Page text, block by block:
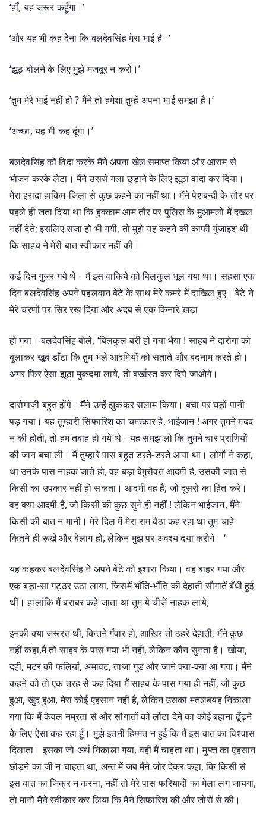
‘हाँ, यह जरूर कहूँगा।’
‘और यह भी कह देना कि बलदेवसिंह मेरा भाई है।’
‘झूठ बोलने के लिए मुझे मजबूर न करो।’
‘तुम मेरे भाई नहीं हो ? मैंने तो हमेशा तुम्हें अपना भाई समझा है।’
‘अच्छा, यह भी कह दूंगा।’
बलदेवसिंह को विदा करके मैंने अपना खेल समाप्त किया और आराम से
भोजन करके लेटा। मैंने उससे गला छुड़ाने के लिए झूठा वादा कर दिया।
मेरा इरादा हाकिम-जिला से कुछ कहने का नहीं था। मैंने पेशबन्दी के तौर पर
पहले ही जता दिया था कि हुक्काम आम तौर पर पुलिस के मुआमलों में दखल
नहीं देते; इसलिए सजा हो भी गयी, तो मुझे यह कहने की काफी गुंजाइश थी
कि साहब ने मेरी बात स्वीकार नहीं की।
कई दिन गुजर गये थे। मैं इस वाकिये को बिलकुल भूल गया था। सहसा एक
दिन बलदेवसिंह अपने पहलवान बेटे के साथ मेरे कमरे में दाखिल हुए। बेटे ने
मेरे चरणों पर सिर रख दिया और अदब से एक किनारे खड़ा
हो गया। बलदेवसिंह बोले, ‘बिलकुल बरी हो गया भैया ! साहब ने दारोगा को
बुलाकर खूब डाँटा कि तुम भले आदमियों को सताते और बदनाम करते हो।
अगर फिर ऐसा झूठा मुकदमा लाये, तो बर्खास्त कर दिये जाओगे।
दारोगाजी बहुत झेंपे। मैंने उन्हें झुककर सलाम किया। बचा पर घड़ों पानी
पड़ गया। यह तुम्हारी सिफारिश का चमत्कार है, भाईजान ! अगर तुमने मदद
न की होती, तो हम तबाह हो गये थे। यह समझ लो कि तुमने चार प्राणियों
की जान बचा ली। मैं तुम्हारे पास बहुत डरते-डरते आया था। लोगों ने कहा,
था उनके पास नाहक जाते हो, वह बड़ा बेमुरौवत आदमी है, उसकी जात से
किसी का उपकार नहीं हो सकता। आदमी वह है; जो दूसरों का हित करे।
वह क्या आदमी है, जो किसी की कुछ सुने ही नहीं ! लेकिन भाईजान, मैंने
किसी की बात न मानी। मेरे दिल में मेरा राम बैठा कह रहा था तुम चाहे
कितने ही रूखे और बेलाग हो, लेकिन मुझ पर अवश्य दया करोगे। ‘
यह कहकर बलदेवसिंह ने अपने बेटे को इशारा किया। वह बाहर गया और
एक बड़ा-सा गट्ठर उठा लाया, जिसमें भाँति-भाँति की देहाती सौगातें बँधी हुई
थीं। हालांकि मैं बराबर कहे जाता था तुम ये चीज़ें नाहक लाये,
इनकी क्या जरूरत थी, कितने गँवार हो, आखिर तो ठहरे देहाती, मैंने कुछ
नहीं कहा,मैं तो साहब के पास गया भी नहीं, लेकिन कौन सुनता है। खोया,
दही, मटर की फलियाँ, अमावट, ताजा गुड़ और जाने क्या-क्या आ गया। मैंने
कहने को तो एक तरह से कह दिया मैं साहब के पास गया ही नहीं, जो कुछ
हुआ, खुद हुआ, मेरा कोई एहसान नहीं है, लेकिन उसका मतलबयह निकाला
गया कि मैं केवल नम्रता से और सौगातों को लौटा देने का कोई बहाना ढूँढ़ने
के लिए ऐसा कह रहा हूँ। मुझे इतनी हिम्मत न हुई कि मैं इस बात का विश्वास
दिलाता। इसका जो अर्थ निकाला गया, वही मैं चाहता था। मुफ्त का एहसान
छोड़ने का जी न चाहता था, अन्त में जब मैंने जोर देकर कहा, कि किसी से
इस बात का जिक्र न करना, नहीं तो मेरे पास फरियादों का मेला लग जायगा,
तो मानो मैंने स्वीकार कर लिया कि मैंने सिफारिश की और जोरों से की।